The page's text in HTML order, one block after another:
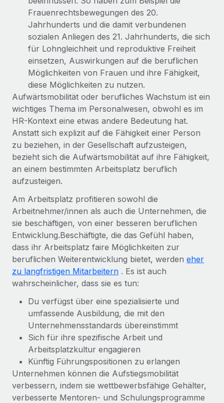
Frauenrechtsbewegungen des 20.
Jahrhunderts und die damit verbundenen
sozialen Anliegen des 21. Jahrhunderts, die sich
für Lohngleichheit und reproduktive Freiheit
einsetzen, Auswirkungen auf die beruflichen
Möglichkeiten von Frauen und ihre Fähigkeit,
diese Möglichkeiten zu nutzen.
Aufwärtsmobilität oder berufliches Wachstum ist ein
wichtiges Thema im Personalwesen, obwohl es im
HR-Kontext eine etwas andere Bedeutung hat.
Anstatt sich explizit auf die Fähigkeit einer Person
zu beziehen, in der Gesellschaft aufzusteigen,
bezieht sich die Aufwärtsmobilität auf ihre Fähigkeit,
an einem bestimmten Arbeitsplatz beruflich
aufzusteigen.
Am Arbeitsplatz profitieren sowohl die
Arbeitnehmer/innen als auch die Unternehmen, die
sie beschäftigen, von einer besseren beruflichen
Entwicklung.Beschäftigte, die das Gefühl haben,
dass ihr Arbeitsplatz faire Möglichkeiten zur
beruflichen Weiterentwicklung bietet, werden eher
zu langfristigen Mitarbeitern . Es ist auch
wahrscheinlicher, dass sie es tun:
Du verfügst über eine spezialisierte und
umfassende Ausbildung, die mit den
Unternehmensstandards übereinstimmt
Sich für ihre spezifische Arbeit und
Arbeitsplatzkultur engagieren
Künftig Führungspositionen zu erlangen
Unternehmen können die Aufstiegsmobilität
verbessern, indem sie wettbewerbsfähige Gehälter,
verbesserte Mentoren- und Schulungsprogramme